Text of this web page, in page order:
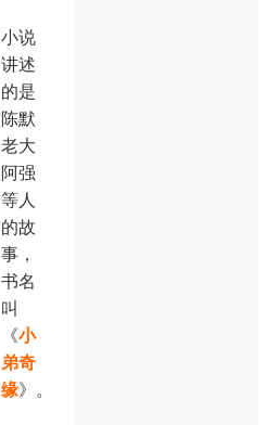
小说
讲述
的是
陈默
老大
阿强
等人
的故
事，
书名
叫
《小
弟奇
缘》。